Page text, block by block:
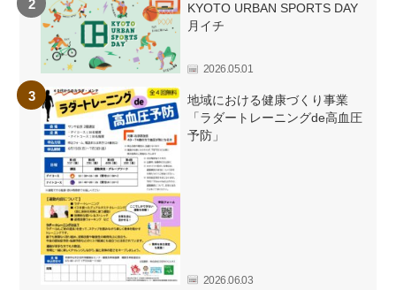
KYOTO URBAN SPORTS DAY
月イチ
2026.05.01
地域における健康づくり事業
「ラダートレーニングde高血圧
予防」
2026.06.03